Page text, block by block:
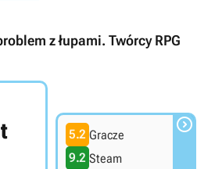
z łupami. Twórcy RPG
5.2 Gracze
9.2 Steam
